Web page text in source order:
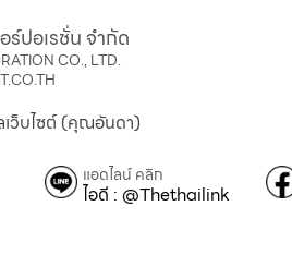
ปอเรชั่น จำกัด
CO., LTD.
ว็บไซต์ (คุณอันดา)
แอดไลน์ คลิก
ไอดี : @Thethailink